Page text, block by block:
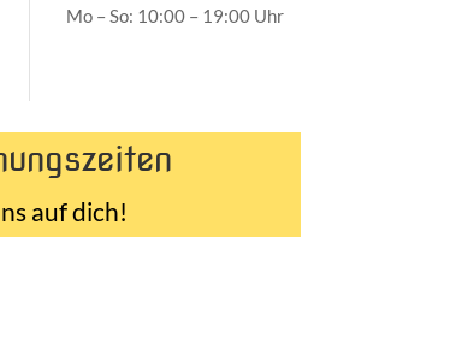
Mo – So: 10:00 – 19:00 Uhr
auf dich!